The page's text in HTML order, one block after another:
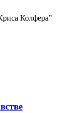
Колфера”